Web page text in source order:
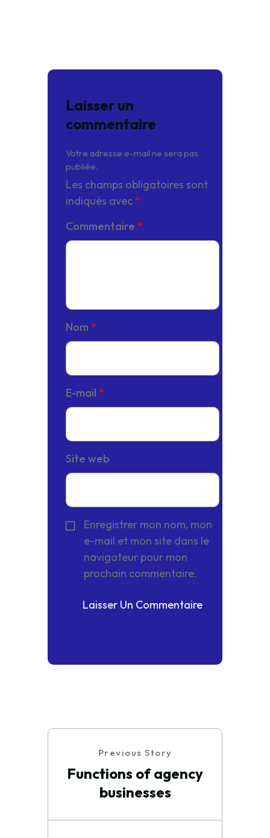
Laisser un
commentaire
Votre adresse e-mail ne sera pas
publiée.
Les champs obligatoires sont
indiqués avec *
Commentaire *
Nom *
E-mail *
Site web
Enregistrer mon nom, mon
e-mail et mon site dans le
navigateur pour mon
prochain commentaire.
Previous Story
Functions of agency
businesses